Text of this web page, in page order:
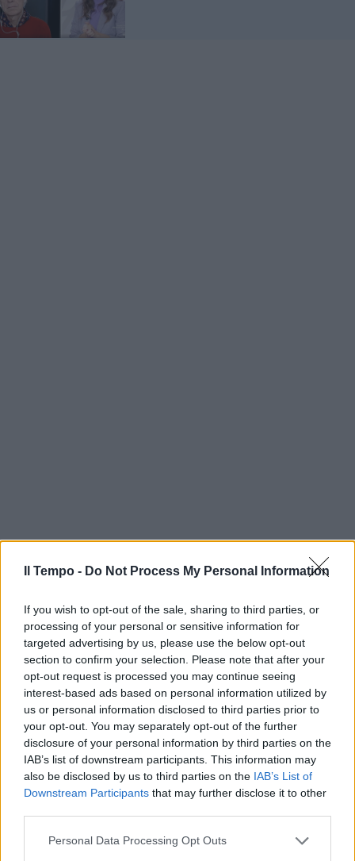
Il Tempo - Do Not Process My Personal Information
If you wish to opt-out of the sale, sharing to third parties, or
processing of your personal or sensitive information for
targeted advertising by us, please use the below opt-out
section to confirm your selection. Please note that after your
opt-out request is processed you may continue seeing
interest-based ads based on personal information utilized by
us or personal information disclosed to third parties prior to
your opt-out. You may separately opt-out of the further
disclosure of your personal information by third parties on the
IAB’s list of downstream participants. This information may
also be disclosed by us to third parties on the IAB’s List of
Downstream Participants that may further disclose it to other
Personal Data Processing Opt Outs